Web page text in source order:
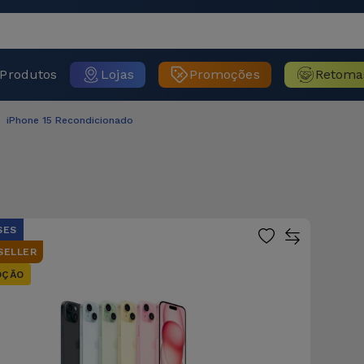
Produtos Lojas Promoções
iPhone 15 Recondicionado